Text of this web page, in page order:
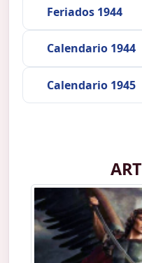
Feriados 1944
Calendario 1944
Calendario 1945